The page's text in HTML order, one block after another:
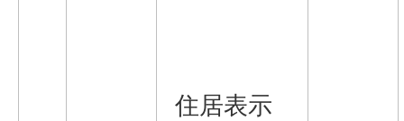
住居表示